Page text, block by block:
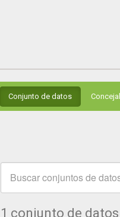
Conjunto de datos
1 conjunto de